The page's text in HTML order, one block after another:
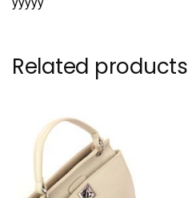
Related products